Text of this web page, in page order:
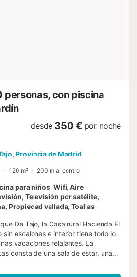
personas, con piscina
desde 350 € por noche
Provincia de Madrid
120 m² 200 m al centro
para niños, Wifi, Aire
Televisión por satélite,
Propiedad vallada, Toallas
De Tajo, la Casa rural Hacienda El
sin escalones e interior tiene todo lo
vacaciones relajantes. La
consta de una sala de estar, una
adicionales incluyen Wi-Fi de